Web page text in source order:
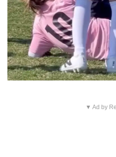
▼ Ad by